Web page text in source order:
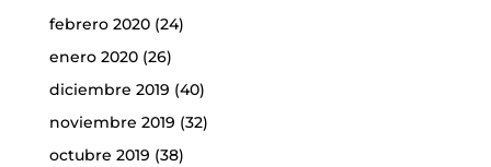
febrero 2020(24)
enero 2020(26)
diciembre 2019 (40)
noviembre 2019 (32)
octubre 2019 (38)